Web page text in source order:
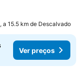
a 15.5 km de Descalvado
Ver preços